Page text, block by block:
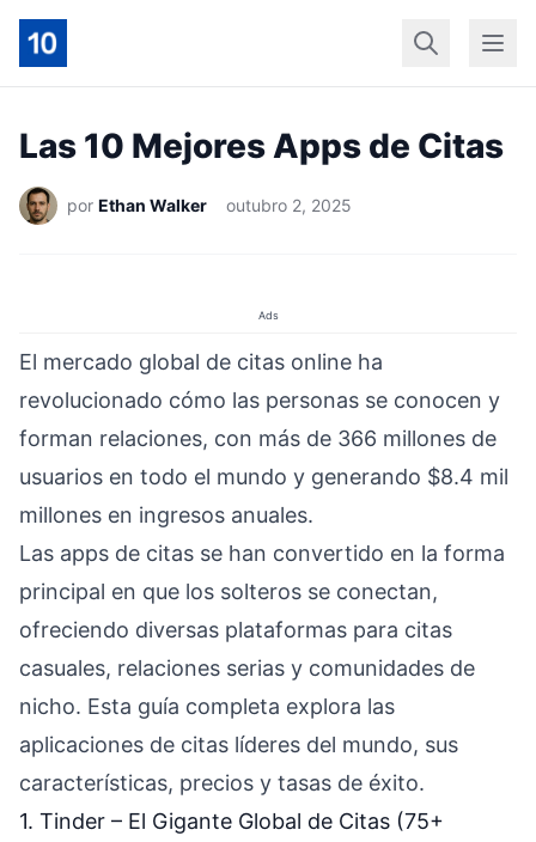
InícioGeral
Las 10 Mejores Apps de Citas
por Ethan Walker outubro 2, 2025
Ads
El mercado global de citas online ha
revolucionado cómo las personas se conocen y
forman relaciones, con más de 366 millones de
usuarios en todo el mundo y generando $8.4 mil
millones en ingresos anuales.
Las apps de citas se han convertido en la forma
principal en que los solteros se conectan,
ofreciendo diversas plataformas para citas
casuales, relaciones serias y comunidades de
nicho. Esta guía completa explora las
aplicaciones de citas líderes del mundo, sus
características, precios y tasas de éxito.
1. Tinder – El Gigante Global de Citas (75+